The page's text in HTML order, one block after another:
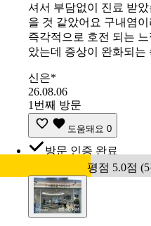
셔서 부담없이 진료 받
을 것 같았어요 구내염
즉각적으로 호전 되는
았는데 증상이 완화되는
신은*
26.08.06
1번째 방문
도움돼요 0
방문 인증 완료
평점 5.0점